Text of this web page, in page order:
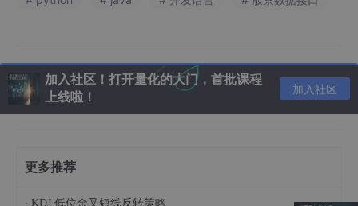
加入社区！打开量化的大门，首批课程
上线啦！
加入社区
更多推荐
· KDJ 低位金叉短线反转策略